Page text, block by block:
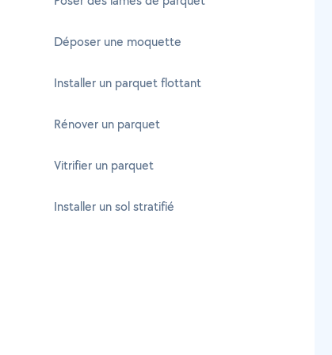
Déposer une moquette
Installer un parquet flottant
Rénover un parquet
Vitrifier un parquet
Installer un sol stratifié